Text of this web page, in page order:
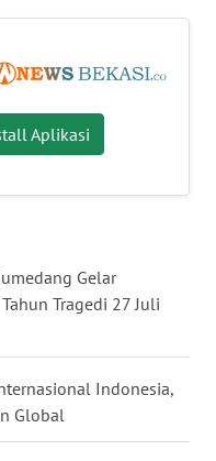
Aplikasi
Gelar
Tragedi 27 Juli
Indonesia,
Global